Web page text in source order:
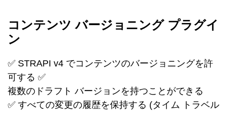
コンテンツ バージョニング プラグイ
ン
✅ STRAPI v4 でコンテンツのバージョニングを許
可する ✅
複数のドラフト バージョンを持つことができる
✅ すべての変更の履歴を保持する (タイム トラベル